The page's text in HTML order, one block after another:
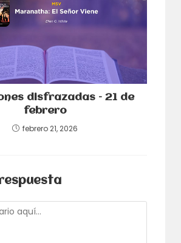
disfrazadas – 21 de
febrero
febrero 21, 2026